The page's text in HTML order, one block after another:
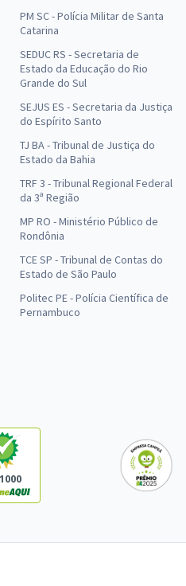
PM SC - Polícia Militar de Santa
Catarina
SEDUC RS - Secretaria de
Estado da Educação do Rio
Grande do Sul
SEJUS ES - Secretaria da Justiça
do Espírito Santo
TJ BA - Tribunal de Justiça do
Estado da Bahia
TRF 3 - Tribunal Regional Federal
da 3ª Região
MP RO - Ministério Público de
Rondônia
TCE SP - Tribunal de Contas do
Estado de São Paulo
Politec PE - Polícia Científica de
Pernambuco